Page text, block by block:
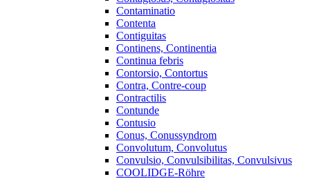
Contaminatio
Contenta
Contiguitas
Continens, Continentia
Continua febris
Contorsio, Contortus
Contra, Contre-coup
Contractilis
Contunde
Contusio
Conus, Conussyndrom
Convolutum, Convolutus
Convulsio, Convulsibilitas, Convulsivus
COOLIDGE-Röhre